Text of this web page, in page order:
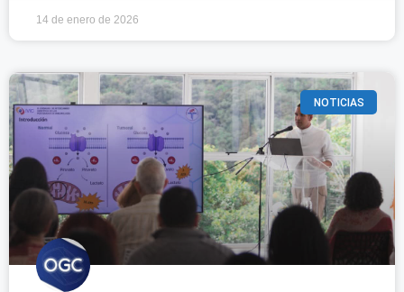
14 de enero de 2026
NOTICIAS